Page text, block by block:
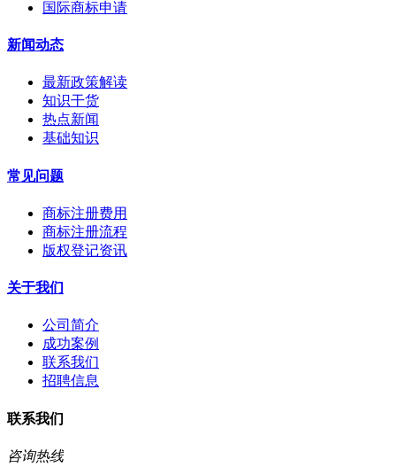
国际商标申请
新闻动态
最新政策解读
知识干货
热点新闻
基础知识
常见问题
商标注册费用
商标注册流程
版权登记资讯
关于我们
公司简介
成功案例
联系我们
招聘信息
联系我们
咨询热线